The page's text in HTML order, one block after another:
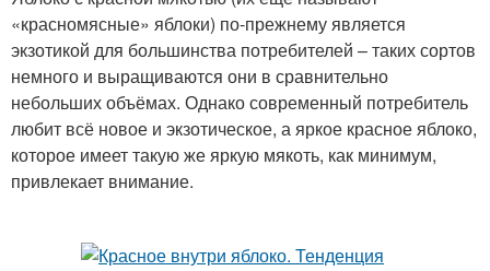
«красномясные» яблоки) по-прежнему является
экзотикой для большинства потребителей – таких сортов
немного и выращиваются они в сравнительно
небольших объёмах. Однако современный потребитель
любит всё новое и экзотическое, а яркое красное яблоко,
которое имеет такую же яркую мякоть, как минимум,
привлекает внимание.